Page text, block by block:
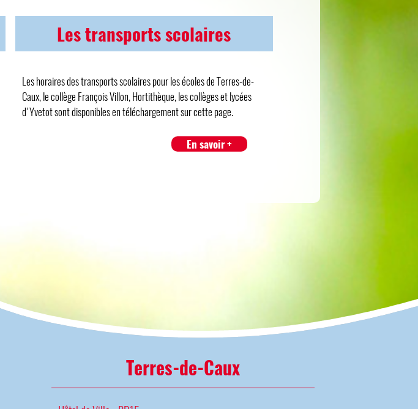
Les transports scolaires
Les horaires des transports scolaires pour les écoles de Terres-de-
Caux, le collège François Villon, Hortithèque, les collèges et lycées
d'Yvetot sont disponibles en téléchargement sur cette page.
En savoir +
Terres-de-Caux